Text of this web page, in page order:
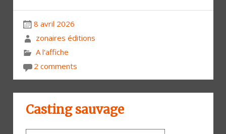
8 avril 2026
zonaires éditions
A l'affiche
2 comments
Casting sauvage